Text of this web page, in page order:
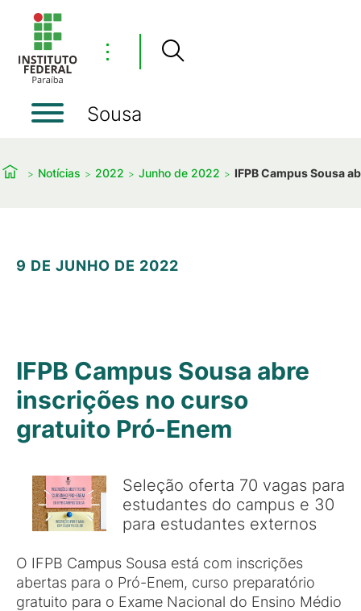
⋮
Sousa
Notícias 2022 Junho de 2022 IFPB Campus Sousa
9 DE JUNHO DE 2022
IFPB Campus Sousa abre
inscrições no curso
gratuito Pró-Enem
Seleção oferta 70 vagas para
estudantes do campus e 30
para estudantes externos
O IFPB Campus Sousa está com inscrições
abertas para o Pró-Enem, curso preparatório
gratuito para o Exame Nacional do Ensino Médio